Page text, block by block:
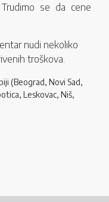
se da cene
nudi nekoliko
troškova.
(Beograd, Novi Sad,
Leskovac, Niš,